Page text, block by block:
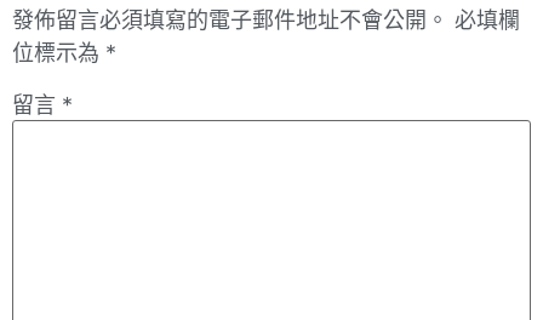
發佈留言必須填寫的電子郵件地址不會公開。 必填欄
位標示為 *
留言 *